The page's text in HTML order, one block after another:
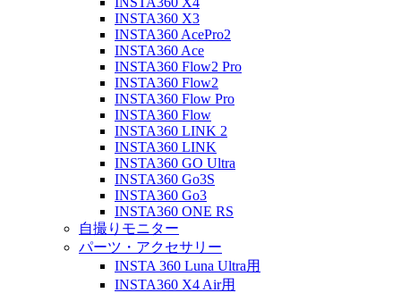
INSTA360 X3
INSTA360 AcePro2
INSTA360 Ace
INSTA360 Flow2 Pro
INSTA360 Flow2
INSTA360 Flow Pro
INSTA360 Flow
INSTA360 LINK 2
INSTA360 LINK
INSTA360 GO Ultra
INSTA360 Go3S
INSTA360 Go3
INSTA360 ONE RS
自撮りモニター
パーツ・アクセサリー
INSTA 360 Luna Ultra用
INSTA360 X4 Air用